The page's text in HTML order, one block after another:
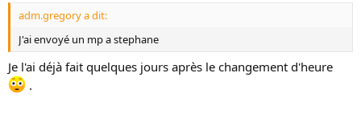
adm.gregory a dit:
J'ai envoyé un mp a stephane
Je l'ai déjà fait quelques jours après le changement d'heure
.